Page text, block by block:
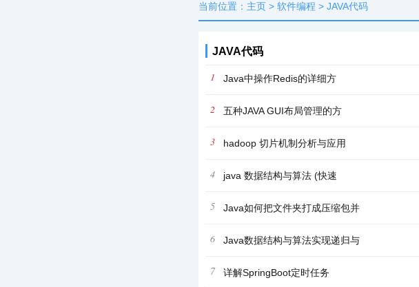
当前位置： 主页 > 软件编程 > JAVA代码
JAVA代码
1 Java中操作Redis的详细方
2 五种JAVA GUI布局管理的方
3 hadoop 切片机制分析与应用
4 java 数据结构与算法 (快速
5 Java如何把文件夹打成压缩包并
6 Java数据结构与算法实现递归与
7 详解SpringBoot定时任务